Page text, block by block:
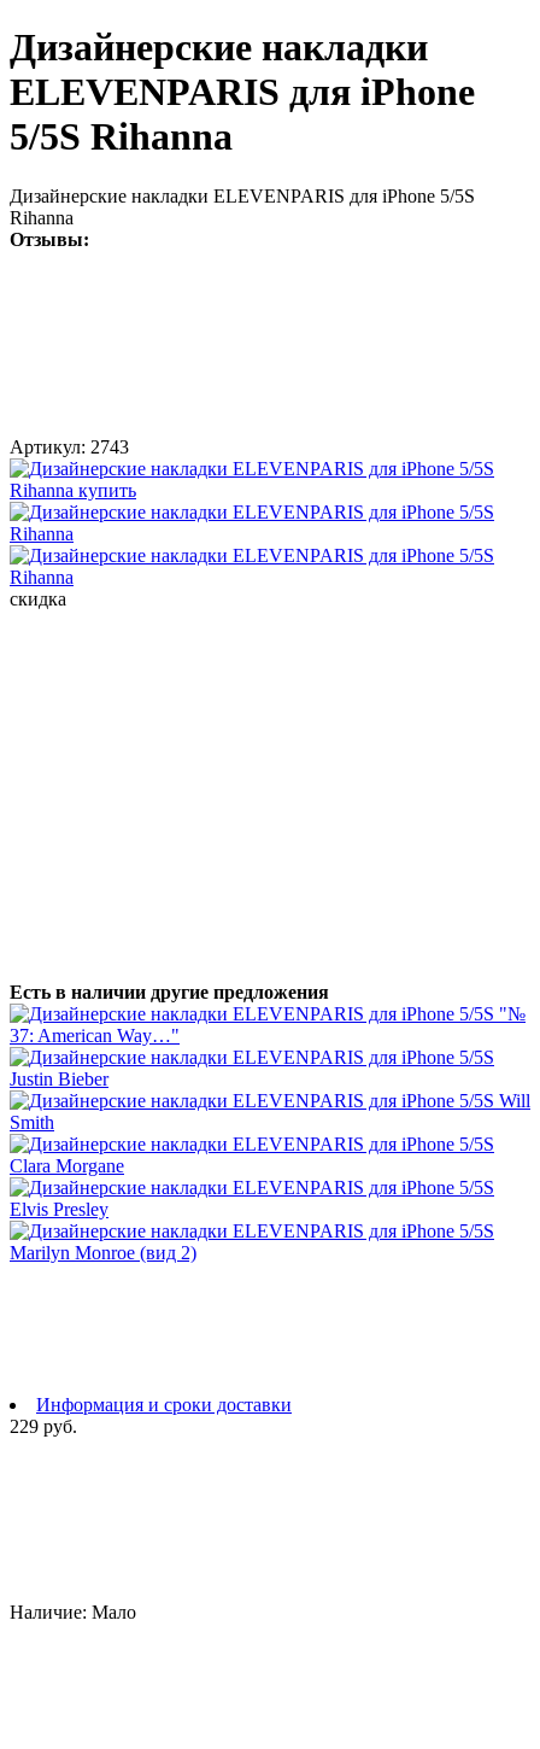
Дизайнерские накладки
ELEVENPARIS для iPhone
5/5S Rihanna
Дизайнерские накладки ELEVENPARIS для iPhone 5/5S
Rihanna
Отзывы:
Артикул: 2743
скидка
Есть в наличии другие предложения
Информация и сроки доставки
229 руб.
Наличие: Мало